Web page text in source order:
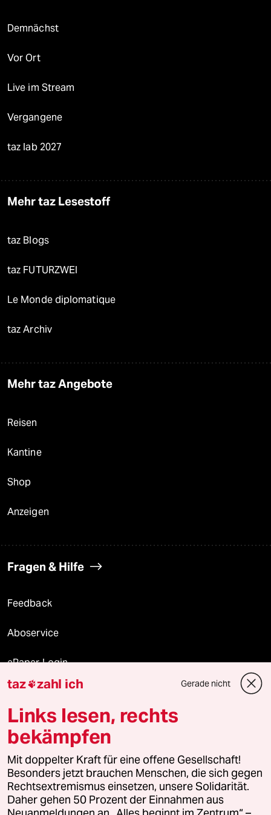
Demnächst
Vor Ort
Live im Stream
Vergangene
taz lab 2027
Mehr taz Lesestoff
taz Blogs
taz FUTURZWEI
Le Monde diplomatique
taz Archiv
Mehr taz Angebote
Reisen
Kantine
Shop
Anzeigen
Fragen & Hilfe
Feedback
Aboservice
ePaper Login
Downloads für Abonnierende
© 2026 taz Verlags und Vertriebs GmbH
Alle Rechte vorbehalten. Bei rechtlichen Fragen oder für Genehmigungen
wenden Sie sich bitte an
lizenzen@taz.de
Feedback Redaktionsstatut Kommune-Richtlinien
taz zahl ich Gerade nicht
Links lesen, rechts
bekämpfen
Mit doppelter Kraft für eine offene Gesellschaft!
Besonders jetzt brauchen Menschen, die sich gegen
Rechtsextremismus einsetzen, unsere Solidarität.
Daher gehen 50 Prozent der Einnahmen aus